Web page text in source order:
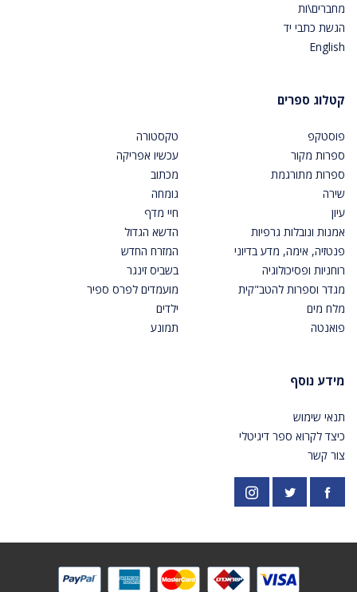
מחברים\ות
הגשת כתבי יד
English
קטלוג ספרים
פוסטקפ
ספרות מקור
ספרות מתורגמת
שירה
עיון
אמנות ונובלות גרפיות
פנטזיה, אימה, מדע בדיוני
רוחניות ופסיכולוגיה
מגדר וספרות להטב"קית
מלח מים
פואנטה
טקסטורה
עכשיו אפריקה
מכתוב
גומחה
חיי מדף
הדשא הגדול
המזרח החדש
בשביס זינגר
מועמדים לפרס ספיר
ילדים
תמונע
מידע נוסף
תנאי שימוש
כיצד לקרוא ספר דיגיטלי
צור קשר
פייסבוק https://twitter.com/PardesPublish
אינסטגרם